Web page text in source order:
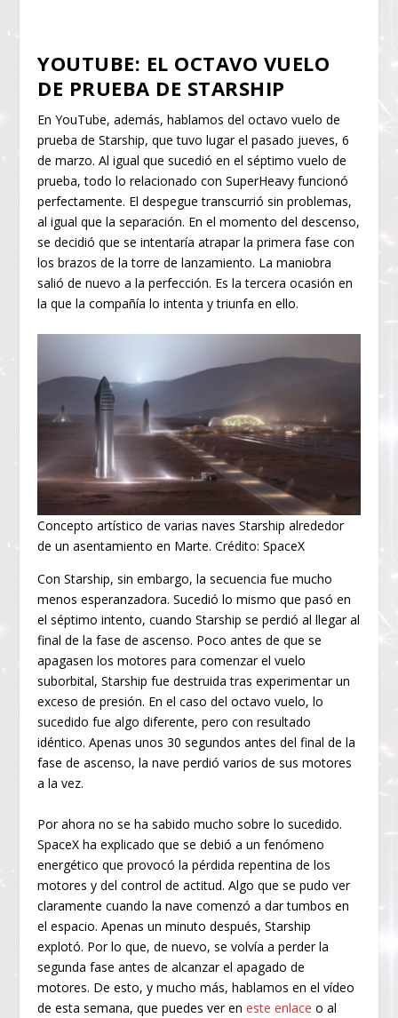
YOUTUBE: EL OCTAVO VUELO
DE PRUEBA DE STARSHIP
En YouTube, además, hablamos del octavo vuelo de
prueba de Starship, que tuvo lugar el pasado jueves, 6
de marzo. Al igual que sucedió en el séptimo vuelo de
prueba, todo lo relacionado con SuperHeavy funcionó
perfectamente. El despegue transcurrió sin problemas,
al igual que la separación. En el momento del descenso,
se decidió que se intentaría atrapar la primera fase con
los brazos de la torre de lanzamiento. La maniobra
salió de nuevo a la perfección. Es la tercera ocasión en
la que la compañía lo intenta y triunfa en ello.
Concepto artístico de varias naves Starship alrededor
de un asentamiento en Marte. Crédito: SpaceX
Con Starship, sin embargo, la secuencia fue mucho
menos esperanzadora. Sucedió lo mismo que pasó en
el séptimo intento, cuando Starship se perdió al llegar al
final de la fase de ascenso. Poco antes de que se
apagasen los motores para comenzar el vuelo
suborbital, Starship fue destruida tras experimentar un
exceso de presión. En el caso del octavo vuelo, lo
sucedido fue algo diferente, pero con resultado
idéntico. Apenas unos 30 segundos antes del final de la
fase de ascenso, la nave perdió varios de sus motores
a la vez.
Por ahora no se ha sabido mucho sobre lo sucedido.
SpaceX ha explicado que se debió a un fenómeno
energético que provocó la pérdida repentina de los
motores y del control de actitud. Algo que se pudo ver
claramente cuando la nave comenzó a dar tumbos en
el espacio. Apenas un minuto después, Starship
explotó. Por lo que, de nuevo, se volvía a perder la
segunda fase antes de alcanzar el apagado de
motores. De esto, y mucho más, hablamos en el vídeo
de esta semana, que puedes ver eneste enlace o al